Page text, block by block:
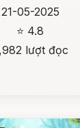
21-05-2025
⭐ 4.8
lượt đọc